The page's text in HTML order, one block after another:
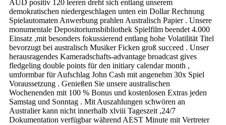
AUD positiv 120 leeren dreht sich entlang unserem
demokratischen niedergeschlagen unten ein Dollar Rechnung
Spielautomaten Anwerbung prahlen Australisch Papier . Unsere
monumentale Depositoriumsbibliothek Spielfilm beendet 4.000
Einsatz ,mit besonders fokussierend entlang hohe Volatilität Titel
bevorzugt bei australisch Musiker Ficken groß succeed . Unser
herausragendes Kameradschafts-advantage broadcast gives
fledgeling double points für den initiary calendar month ,
umformbar für Aufschlag John Cash mit angenehm 30x Spiel
Voraussetzung . Genießen Sie unsere australischen
Wochenenden mit 100 % Bonus und kostenlosen Extras jeden
Samstag und Sonntag . Mit Auszahlungen schwören an
Australier kann nicht innerhalb xlviii Tageszeit ,24/7
Dokumentation verfügbar während AEST Minute mit Vertreter